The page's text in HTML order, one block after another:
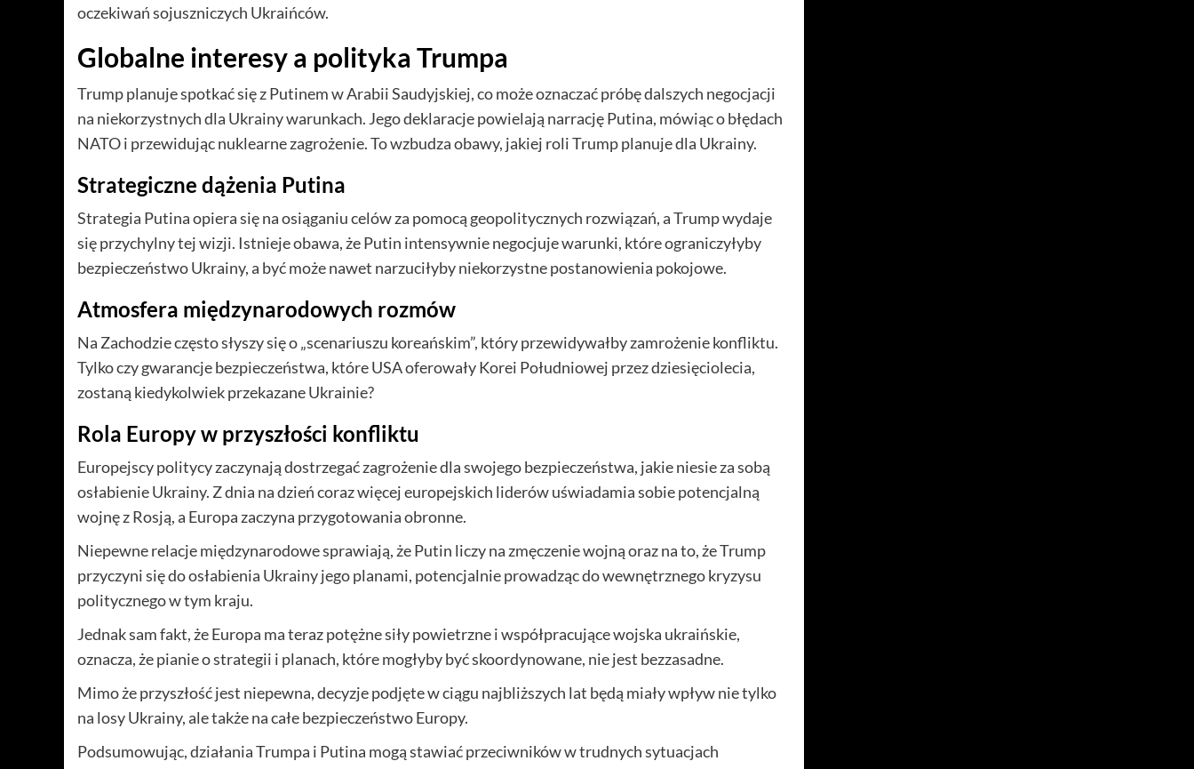
oczekiwań sojuszniczych Ukraińców.
Globalne interesy a polityka Trumpa
Trump planuje spotkać się z Putinem w Arabii Saudyjskiej, co może oznaczać próbę dalszych negocjacji
na niekorzystnych dla Ukrainy warunkach. Jego deklaracje powielają narrację Putina, mówiąc o błędach
NATO i przewidując nuklearne zagrożenie. To wzbudza obawy, jakiej roli Trump planuje dla Ukrainy.
Strategiczne dążenia Putina
Strategia Putina opiera się na osiąganiu celów za pomocą geopolitycznych rozwiązań, a Trump wydaje
się przychylny tej wizji. Istnieje obawa, że Putin intensywnie negocjuje warunki, które ograniczyłyby
bezpieczeństwo Ukrainy, a być może nawet narzuciłyby niekorzystne postanowienia pokojowe.
Atmosfera międzynarodowych rozmów
Na Zachodzie często słyszy się o „scenariuszu koreańskim”, który przewidywałby zamrożenie konfliktu.
Tylko czy gwarancje bezpieczeństwa, które USA oferowały Korei Południowej przez dziesięciolecia,
zostaną kiedykolwiek przekazane Ukrainie?
Rola Europy w przyszłości konfliktu
Europejscy politycy zaczynają dostrzegać zagrożenie dla swojego bezpieczeństwa, jakie niesie za sobą
osłabienie Ukrainy. Z dnia na dzień coraz więcej europejskich liderów uświadamia sobie potencjalną
wojnę z Rosją, a Europa zaczyna przygotowania obronne.
Niepewne relacje międzynarodowe sprawiają, że Putin liczy na zmęczenie wojną oraz na to, że Trump
przyczyni się do osłabienia Ukrainy jego planami, potencjalnie prowadząc do wewnętrznego kryzysu
politycznego w tym kraju.
Jednak sam fakt, że Europa ma teraz potężne siły powietrzne i współpracujące wojska ukraińskie,
oznacza, że pianie o strategii i planach, które mogłyby być skoordynowane, nie jest bezzasadne.
Mimo że przyszłość jest niepewna, decyzje podjęte w ciągu najbliższych lat będą miały wpływ nie tylko
na losy Ukrainy, ale także na całe bezpieczeństwo Europy.
Podsumowując, działania Trumpa i Putina mogą stawiać przeciwników w trudnych sytuacjach